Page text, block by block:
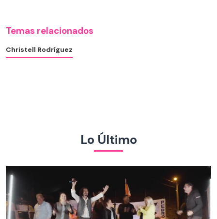
Temas relacionados
Christell Rodríguez
Lo Último